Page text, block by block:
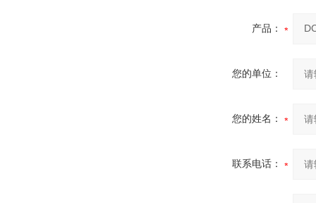
产品：
您的单位：
您的姓名：
联系电话：